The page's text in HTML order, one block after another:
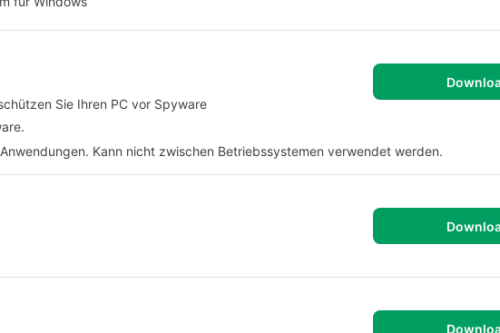
Sie Ihren PC vor Spyware
Kann nicht zwischen Betriebssystemen verwendet werden.